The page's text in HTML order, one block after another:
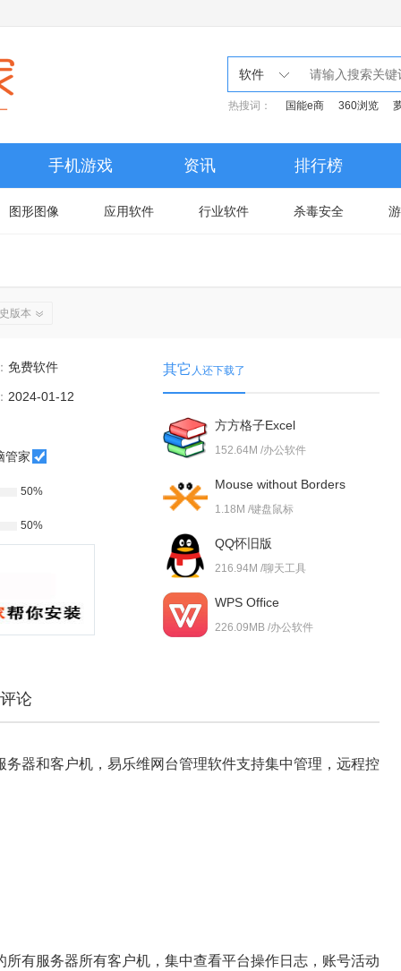
软件
热搜词： 国能e商 360浏览
手机游戏 资讯 排行榜
图形图像 应用软件 行业软件 杀毒安全
版本
免费软件
2024-01-12
管家
50%
50%
其它 人还下载了
方方格子Excel
152.64M /办公软件
Mouse without Borders
1.18M /键盘鼠标
QQ怀旧版
216.94M /聊天工具
WPS Office
226.09MB /办公软件
论
器和客户机，易乐维网台管理软件支持集中管理，远程控
服务器所有客户机，集中查看平台操作日志，账号活动